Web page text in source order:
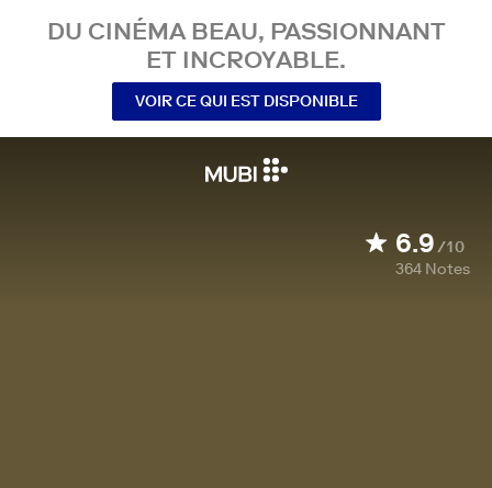
DU CINÉMA BEAU, PASSIONNANT
ET INCROYABLE.
VOIR CE QUI EST DISPONIBLE
6.9/10
364 Notes